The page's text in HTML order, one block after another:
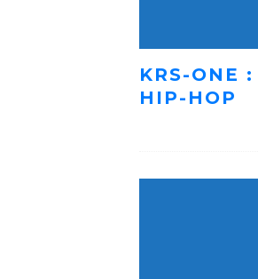
KRS-ONE
HIP-HOP